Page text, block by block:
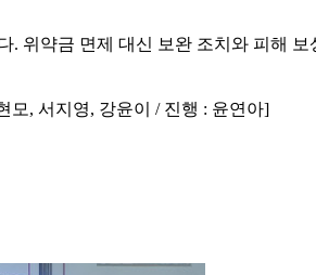
위약금 면제 대신 보완 조치와 피해
모, 서지영, 강윤이 / 진행 : 윤연아]